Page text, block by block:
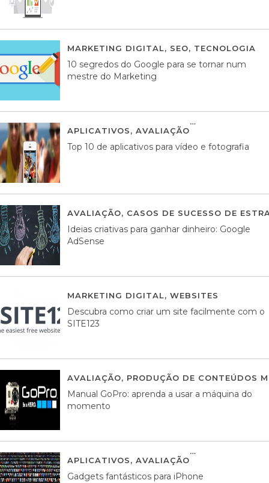
MARKETING DIGITAL, SEO, TECNOLOGIA
10 segredos do Google para se tornar num
mestre do Marketing
APLICATIVOS, AVALIAÇÃO
Top 10 de aplicativos para vídeo e fotografia
AVALIAÇÃO, CASOS DE SUCESSO DE
Ideias criativas para ganhar dinheiro: Google
AdSense
MARKETING DIGITAL, WEBSITES
Descubra como criar um site facilmente com o
SITE123
AVALIAÇÃO, PRODUÇÃO DE CONTEÚDOS
Manual GoPro: aprenda a usar a máquina do
momento
APLICATIVOS, AVALIAÇÃO
Gadgets fantásticos para iPhone